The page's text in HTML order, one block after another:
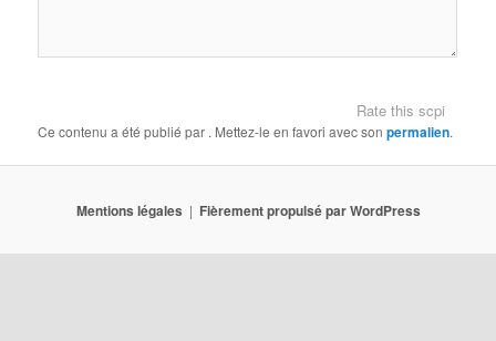
Rate this scpi
Ce contenu a été publié par . Mettez-le en favori avec sonpermalien.
Mentions légales Fièrement propulsé par WordPress